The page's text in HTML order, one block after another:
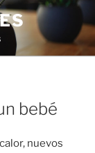
bebé
nuevos